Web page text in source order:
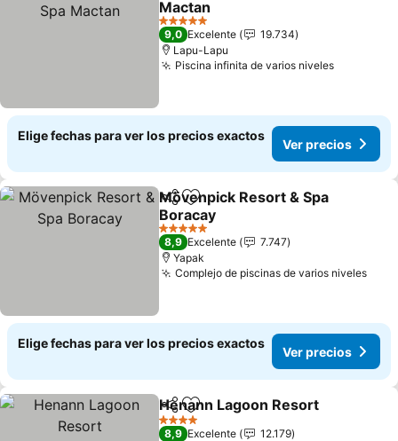
Mactan
5 Estrellas
9,0 Excelente
19.734
Lapu-Lapu
Piscina infinita de varios niveles
Elige fechas para ver los precios exactos
Ver precios
CompartirAgregar a favoritos
Mövenpick Resort & Spa
Boracay
5 Estrellas
8,9 Excelente
7.747
Yapak
Complejo de piscinas de varios niveles
Elige fechas para ver los precios exactos
Ver precios
CompartirAgregar a favoritos
Henann Lagoon Resort
4 Estrellas
8,9 Excelente
12.179